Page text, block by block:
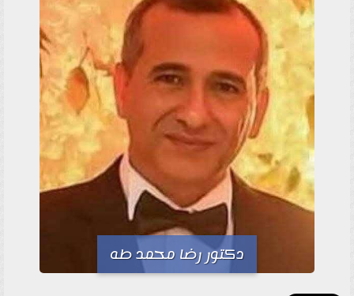
دكتور رضا محمد طه